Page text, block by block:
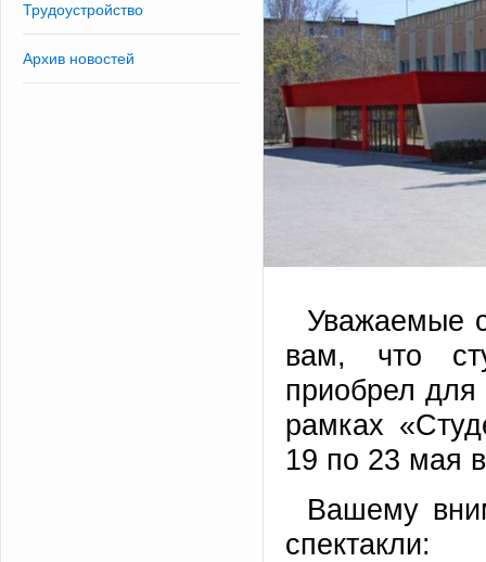
Трудоустройство
Архив новостей
Уважаемые
вам, что
приобрел
рамках
19 по 23 мая
Вашему
спектакли: